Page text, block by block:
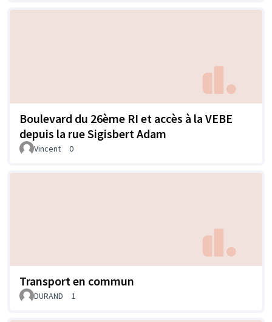
Boulevard du 26ème RI et accès à la VEBE
depuis la rue Sigisbert Adam
Vincent 0
Transport en commun
DURAND 1